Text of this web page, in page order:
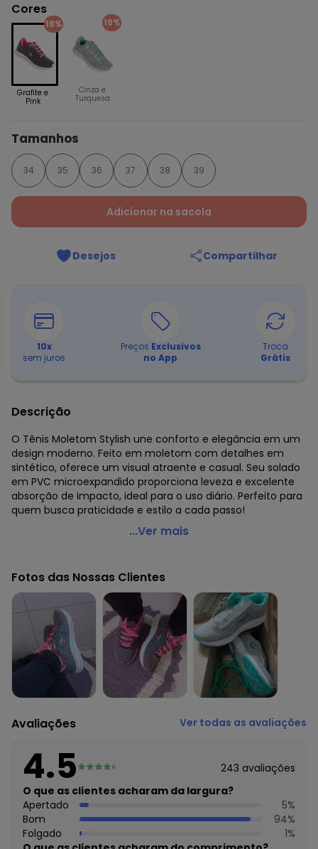
Cores
18%
Grafite e
Pink
18%
Cinza e
Turquesa
Tamanhos
34 35 36 37 38 39
Adicionar na sacola
Desejos Compartilhar
10x
sem juros
Preços Exclusivos
no App
Troca
Grátis
Descrição
O Tênis Moletom Stylish une conforto e elegância em um
design moderno. Feito em moletom com detalhes em
sintético, oferece um visual atraente e casual. Seu solado
em PVC microexpandido proporciona leveza e excelente
absorção de impacto, ideal para o uso diário. Perfeito para
quem busca praticidade e estilo a cada passo!
Perfecta - Tênis em Moletom Grafite e Pink
...Ver mais
Fotos das Nossas Clientes
Avaliações Ver todas as avaliações
4.5 243 avaliações
O que as clientes acharam da largura?
Apertado
5%
Bom
94%
Folgado
1%